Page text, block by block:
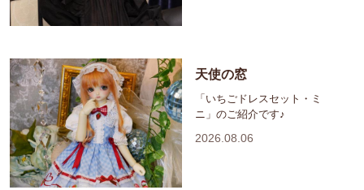
天使の窓
「いちごドレスセット・ミ
ニ」のご紹介です♪
2026.08.06